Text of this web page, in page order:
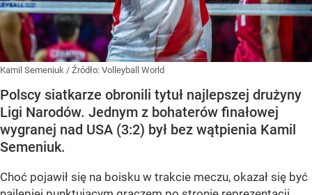
Kamil Semeniuk / Źródło: Volleyball World
Polscy siatkarze obronili tytuł najlepszej drużyny
Ligi Narodów. Jednym z bohaterów finałowej
wygranej nad USA (3:2) był bez wątpienia Kamil
Semeniuk.
Choć pojawił się na boisku w trakcie meczu, okazał się być